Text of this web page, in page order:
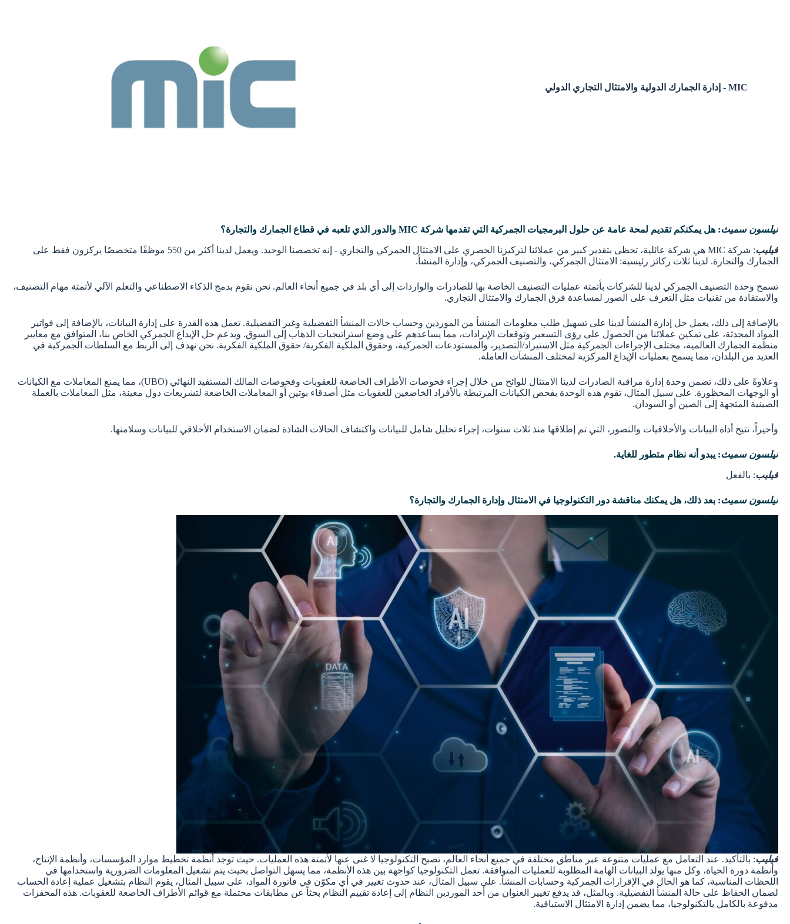
MIC - إدارة الجمارك الدولية والامتثال التجاري الدولي
نيلسون سميث: هل يمكنكم تقديم لمحة عامة عن حلول البرمجيات الجمركية التي تقدمها شركة MIC والدور الذي تلعبه في قطاع الجمارك والتجارة؟
فيليب
: شركة MIC هي شركة عائلية، تحظى بتقدير كبير من عملائنا لتركيزنا الحصري على الامتثال الجمركي والتجاري - إنه تخصصنا الوحيد. ويعمل لدينا أكثر من 550 موظفًا متخصصًا يركزون فقط على
الجمارك والتجارة. لدينا ثلاث ركائز رئيسية: الامتثال الجمركي، والتصنيف الجمركي، وإدارة المنشأ.
تسمح وحدة التصنيف الجمركي لدينا للشركات بأتمتة عمليات التصنيف الخاصة بها للصادرات والواردات إلى أي بلد في جميع أنحاء العالم. نحن نقوم بدمج الذكاء الاصطناعي والتعلم الآلي لأتمتة مهام التصنيف،
والاستفادة من تقنيات مثل التعرف على الصور لمساعدة فرق الجمارك والامتثال التجاري.
بالإضافة إلى ذلك، يعمل حل إدارة المنشأ لدينا على تسهيل طلب معلومات المنشأ من الموردين وحساب حالات المنشأ التفضيلية وغير التفضيلية. تعمل هذه القدرة على إدارة البيانات، بالإضافة إلى فواتير
المواد المحدثة، على تمكين عملائنا من الحصول على رؤى التسعير وتوقعات الإيرادات، مما يساعدهم على وضع استراتيجيات الذهاب إلى السوق. ويدعم حل الإيداع الجمركي الخاص بنا، المتوافق مع معايير
منظمة الجمارك العالمية، مختلف الإجراءات الجمركية مثل الاستيراد/التصدير، والمستودعات الجمركية، وحقوق الملكية الفكرية/ حقوق الملكية الفكرية. نحن نهدف إلى الربط مع السلطات الجمركية في
العديد من البلدان، مما يسمح بعمليات الإيداع المركزية لمختلف المنشآت العاملة.
وعلاوةً على ذلك، تضمن وحدة إدارة مراقبة الصادرات لدينا الامتثال للوائح من خلال إجراء فحوصات الأطراف الخاضعة للعقوبات وفحوصات المالك المستفيد النهائي (UBO)، مما يمنع المعاملات مع الكيانات
أو الوجهات المحظورة. على سبيل المثال، تقوم هذه الوحدة بفحص الكيانات المرتبطة بالأفراد الخاضعين للعقوبات مثل أصدقاء بوتين أو المعاملات الخاضعة لتشريعات دول معينة، مثل المعاملات بالعملة
الصينية المتجهة إلى الصين أو السودان.
وأخيراً، تتيح أداة البيانات والأخلاقيات والتصور، التي تم إطلاقها منذ ثلاث سنوات، إجراء تحليل شامل للبيانات واكتشاف الحالات الشاذة لضمان الاستخدام الأخلاقي للبيانات وسلامتها.
نيلسون سميث: يبدو أنه نظام متطور للغاية.
فيليب: بالفعل
نيلسون سميث: بعد ذلك، هل يمكنك مناقشة دور التكنولوجيا في الامتثال وإدارة الجمارك والتجارة؟
فيليب: بالتأكيد. عند التعامل مع عمليات متنوعة عبر مناطق مختلفة في جميع أنحاء العالم، تصبح التكنولوجيا لا غنى عنها لأتمتة هذه العمليات. حيث توجد أنظمة تخطيط موارد المؤسسات، وأنظمة الإنتاج،
وأنظمة دورة الحياة، وكل منها يولد البيانات الهامة المطلوبة للعمليات المتوافقة. تعمل التكنولوجيا كواجهة بين هذه الأنظمة، مما يسهل التواصل بحيث يتم تشغيل المعلومات الضرورية واستخدامها في
اللحظات المناسبة، كما هو الحال في الإقرارات الجمركية وحسابات المنشأ. على سبيل المثال، عند حدوث تغيير في أي مكوّن في فاتورة المواد، على سبيل المثال، يقوم النظام بتشغيل عملية إعادة الحساب
لضمان الحفاظ على حالة المنشأ التفضيلية. وبالمثل، قد يدفع تغيير العنوان من أحد الموردين النظام إلى إعادة تقييم النظام بحثاً عن مطابقات محتملة مع قوائم الأطراف الخاضعة للعقوبات. هذه المحفزات
مدفوعة بالكامل بالتكنولوجيا، مما يضمن إدارة الامتثال الاستباقية.